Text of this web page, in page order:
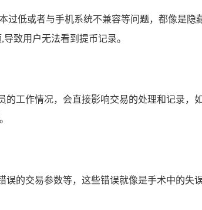
低或者与手机系统不兼容等问题，都像是隐
致用户无法看到提币记录。
工作情况，会直接影响交易的处理和记录，
的交易参数等，这些错误就像是手术中的失